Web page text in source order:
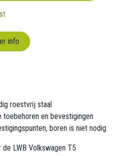
info
roestvrij staal
en bevestigingen
boren is niet nodig
LWB Volkswagen T5